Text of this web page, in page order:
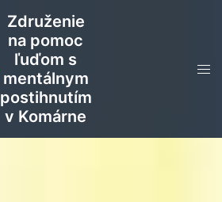
Združenie
na pomoc
ľuďom s
mentálnym
postihnutím
v Komárne